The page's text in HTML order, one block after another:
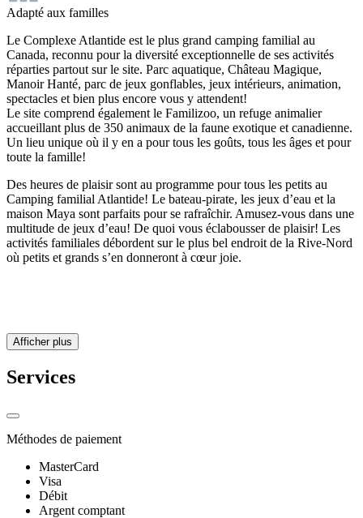
Adapté aux familles
Le Complexe Atlantide est le plus grand camping familial au
Canada, reconnu pour la diversité exceptionnelle de ses activités
réparties partout sur le site. Parc aquatique, Château Magique,
Manoir Hanté, parc de jeux gonflables, jeux intérieurs, animation,
spectacles et bien plus encore vous y attendent!
Le site comprend également le Familizoo, un refuge animalier
accueillant plus de 350 animaux de la faune exotique et canadienne.
Un lieu unique où il y en a pour tous les goûts, tous les âges et pour
toute la famille!
Des heures de plaisir sont au programme pour tous les petits au
Camping familial Atlantide! Le bateau-pirate, les jeux d’eau et la
maison Maya sont parfaits pour se rafraîchir. Amusez-vous dans une
multitude de jeux d’eau! De quoi vous éclabousser de plaisir! Les
activités familiales débordent sur le plus bel endroit de la Rive-Nord
où petits et grands s’en donneront à cœur joie.
Afficher plus
Services
Méthodes de paiement
MasterCard
Visa
Débit
Argent comptant